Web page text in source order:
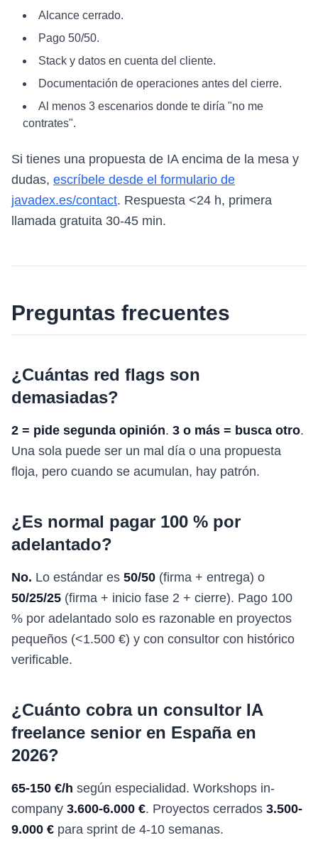
Alcance cerrado.
Pago 50/50.
Stack y datos en cuenta del cliente.
Documentación de operaciones antes del cierre.
Al menos 3 escenarios donde te diría "no me
contrates".
Si tienes una propuesta de IA encima de la mesa y
dudas, escríbele desde el formulario de
javadex.es/contact. Respuesta <24 h, primera
llamada gratuita 30-45 min.
Preguntas frecuentes
¿Cuántas red flags son
demasiadas?
2 = pide segunda opinión. 3 o más = busca otro.
Una sola puede ser un mal día o una propuesta
floja, pero cuando se acumulan, hay patrón.
¿Es normal pagar 100 % por
adelantado?
No. Lo estándar es 50/50 (firma + entrega) o
50/25/25 (firma + inicio fase 2 + cierre). Pago 100
% por adelantado solo es razonable en proyectos
pequeños (<1.500 €) y con consultor con histórico
verificable.
¿Cuánto cobra un consultor IA
freelance senior en España en
2026?
65-150 €/h según especialidad. Workshops in-
company 3.600-6.000 €. Proyectos cerrados 3.500-
9.000 € para sprint de 4-10 semanas.